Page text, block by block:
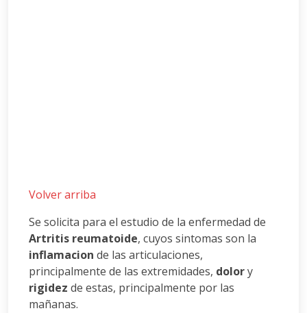
Volver arriba
Se solicita para el estudio de la enfermedad de
Artritis reumatoide, cuyos sintomas son la
inflamacion de las articulaciones,
principalmente de las extremidades, dolory
rigidez de estas, principalmente por las
mañanas.